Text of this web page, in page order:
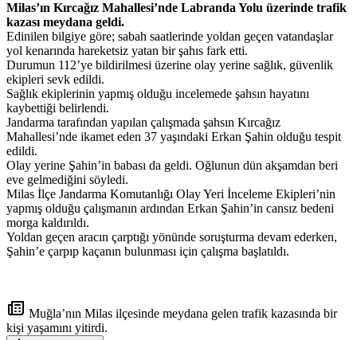
Milas’ın Kırcağız Mahallesi’nde Labranda Yolu üzerinde trafik
kazası meydana geldi.
Edinilen bilgiye göre; sabah saatlerinde yoldan geçen vatandaşlar
yol kenarında hareketsiz yatan bir şahıs fark etti.
Durumun 112’ye bildirilmesi üzerine olay yerine sağlık, güvenlik
ekipleri sevk edildi.
Sağlık ekiplerinin yapmış olduğu incelemede şahsın hayatını
kaybettiği belirlendi.
Jandarma tarafından yapılan çalışmada şahsın Kırcağız
Mahallesi’nde ikamet eden 37 yaşındaki Erkan Şahin olduğu tespit
edildi.
Olay yerine Şahin’in babası da geldi. Oğlunun dün akşamdan beri
eve gelmediğini söyledi.
Milas İlçe Jandarma Komutanlığı Olay Yeri İnceleme Ekipleri’nin
yapmış olduğu çalışmanın ardından Erkan Şahin’in cansız bedeni
morga kaldırıldı.
Yoldan geçen aracın çarptığı yönünde soruşturma devam ederken,
Şahin’e çarpıp kaçanın bulunması için çalışma başlatıldı.
Muğla’nın Milas ilçesinde meydana gelen trafik kazasında bir
kişi yaşamını yitirdi.